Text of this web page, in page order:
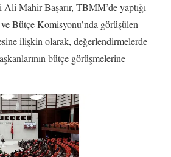
Mahir Başarır, TBMM’de yaptığı
ve Bütçe Komisyonu’nda görüşülen
ilişkin olarak, değerlendirmelerde
bütçe görüşmelerine